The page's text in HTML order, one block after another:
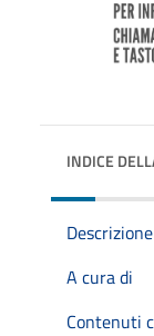
INDICE
Descrizione
A cura di
Contenuti